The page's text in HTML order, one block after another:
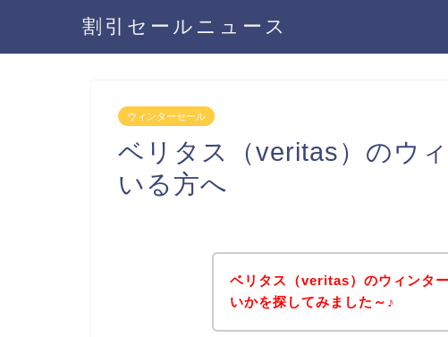
割引セールニュース
ウィンターセール
ベリタス（veritas）のウ
いる方へ
ベリタス（veritas）のウィンタ
いかを探してみました～♪